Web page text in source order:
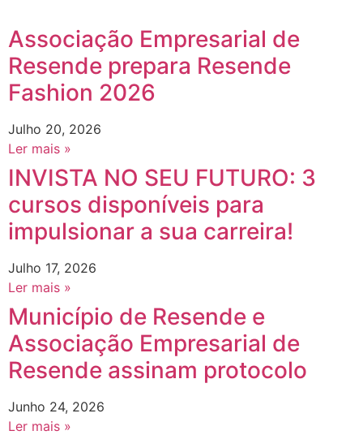
Associação Empresarial de
Resende prepara Resende
Fashion 2026
Julho 20, 2026
Ler mais »
INVISTA NO SEU FUTURO: 3
cursos disponíveis para
impulsionar a sua carreira!
Julho 17, 2026
Ler mais »
Município de Resende e
Associação Empresarial de
Resende assinam protocolo
Junho 24, 2026
Ler mais »